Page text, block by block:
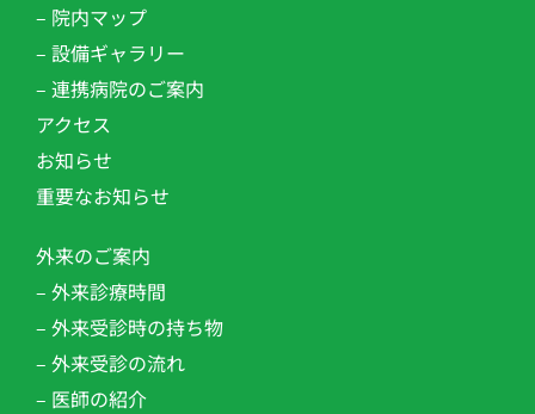
– 院内マップ
– 設備ギャラリー
– 連携病院のご案内
アクセス
お知らせ
重要なお知らせ
外来のご案内
– 外来診療時間
– 外来受診時の持ち物
– 外来受診の流れ
– 医師の紹介